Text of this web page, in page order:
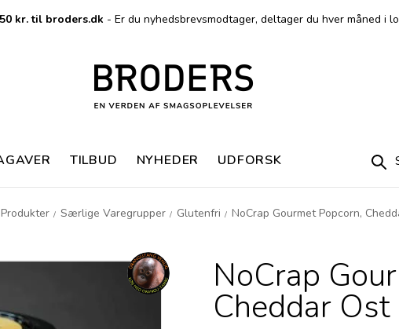
kr. til broders.dk - Er du nyhedsbrevsmodtager, deltager du hver måned i
TILBUD NYHEDER UDFORSK
Produkter / Særlige Varegrupper / Glutenfri / NoCrap Gourmet Popcorn,
NoCrap
Cheddar Ost